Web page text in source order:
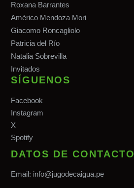
Roxana Barrantes
Américo Mendoza Mori
Giacomo Roncagliolo
Patricia del Río
Natalia Sobrevilla
Invitados
SÍGUENOS
Facebook
Instagram
X
Spotify
DATOS DE CONTACTO
Email: info@jugodecaigua.pe